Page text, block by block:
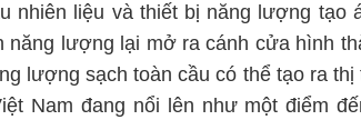
nhiên liệu và thiết bị năng lượng tạo
năng lượng lại mở ra cánh cửa hình
lượng sạch toàn cầu có thể tạo ra
Nam đang nổi lên như một điểm